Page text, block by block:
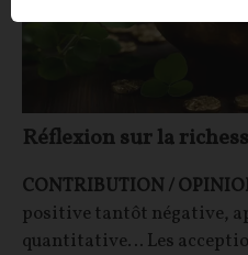
Réflexion sur la
CONTRIBUTION /
positive tantôt négative,
quantitative… Les